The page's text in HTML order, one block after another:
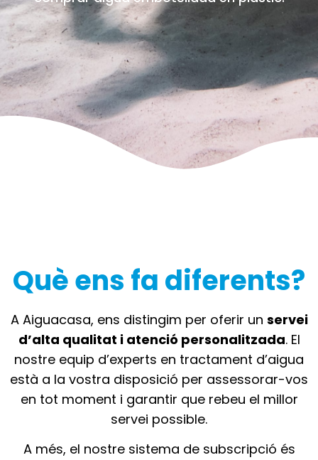
Què ens fa diferents?
A Aiguacasa, ens distingim per oferir un servei
d’alta qualitat i atenció personalitzada. El
nostre equip d’experts en tractament d’aigua
està a la vostra disposició per assessorar-vos
en tot moment i garantir que rebeu el millor
servei possible.
A més, el nostre sistema de subscripció és